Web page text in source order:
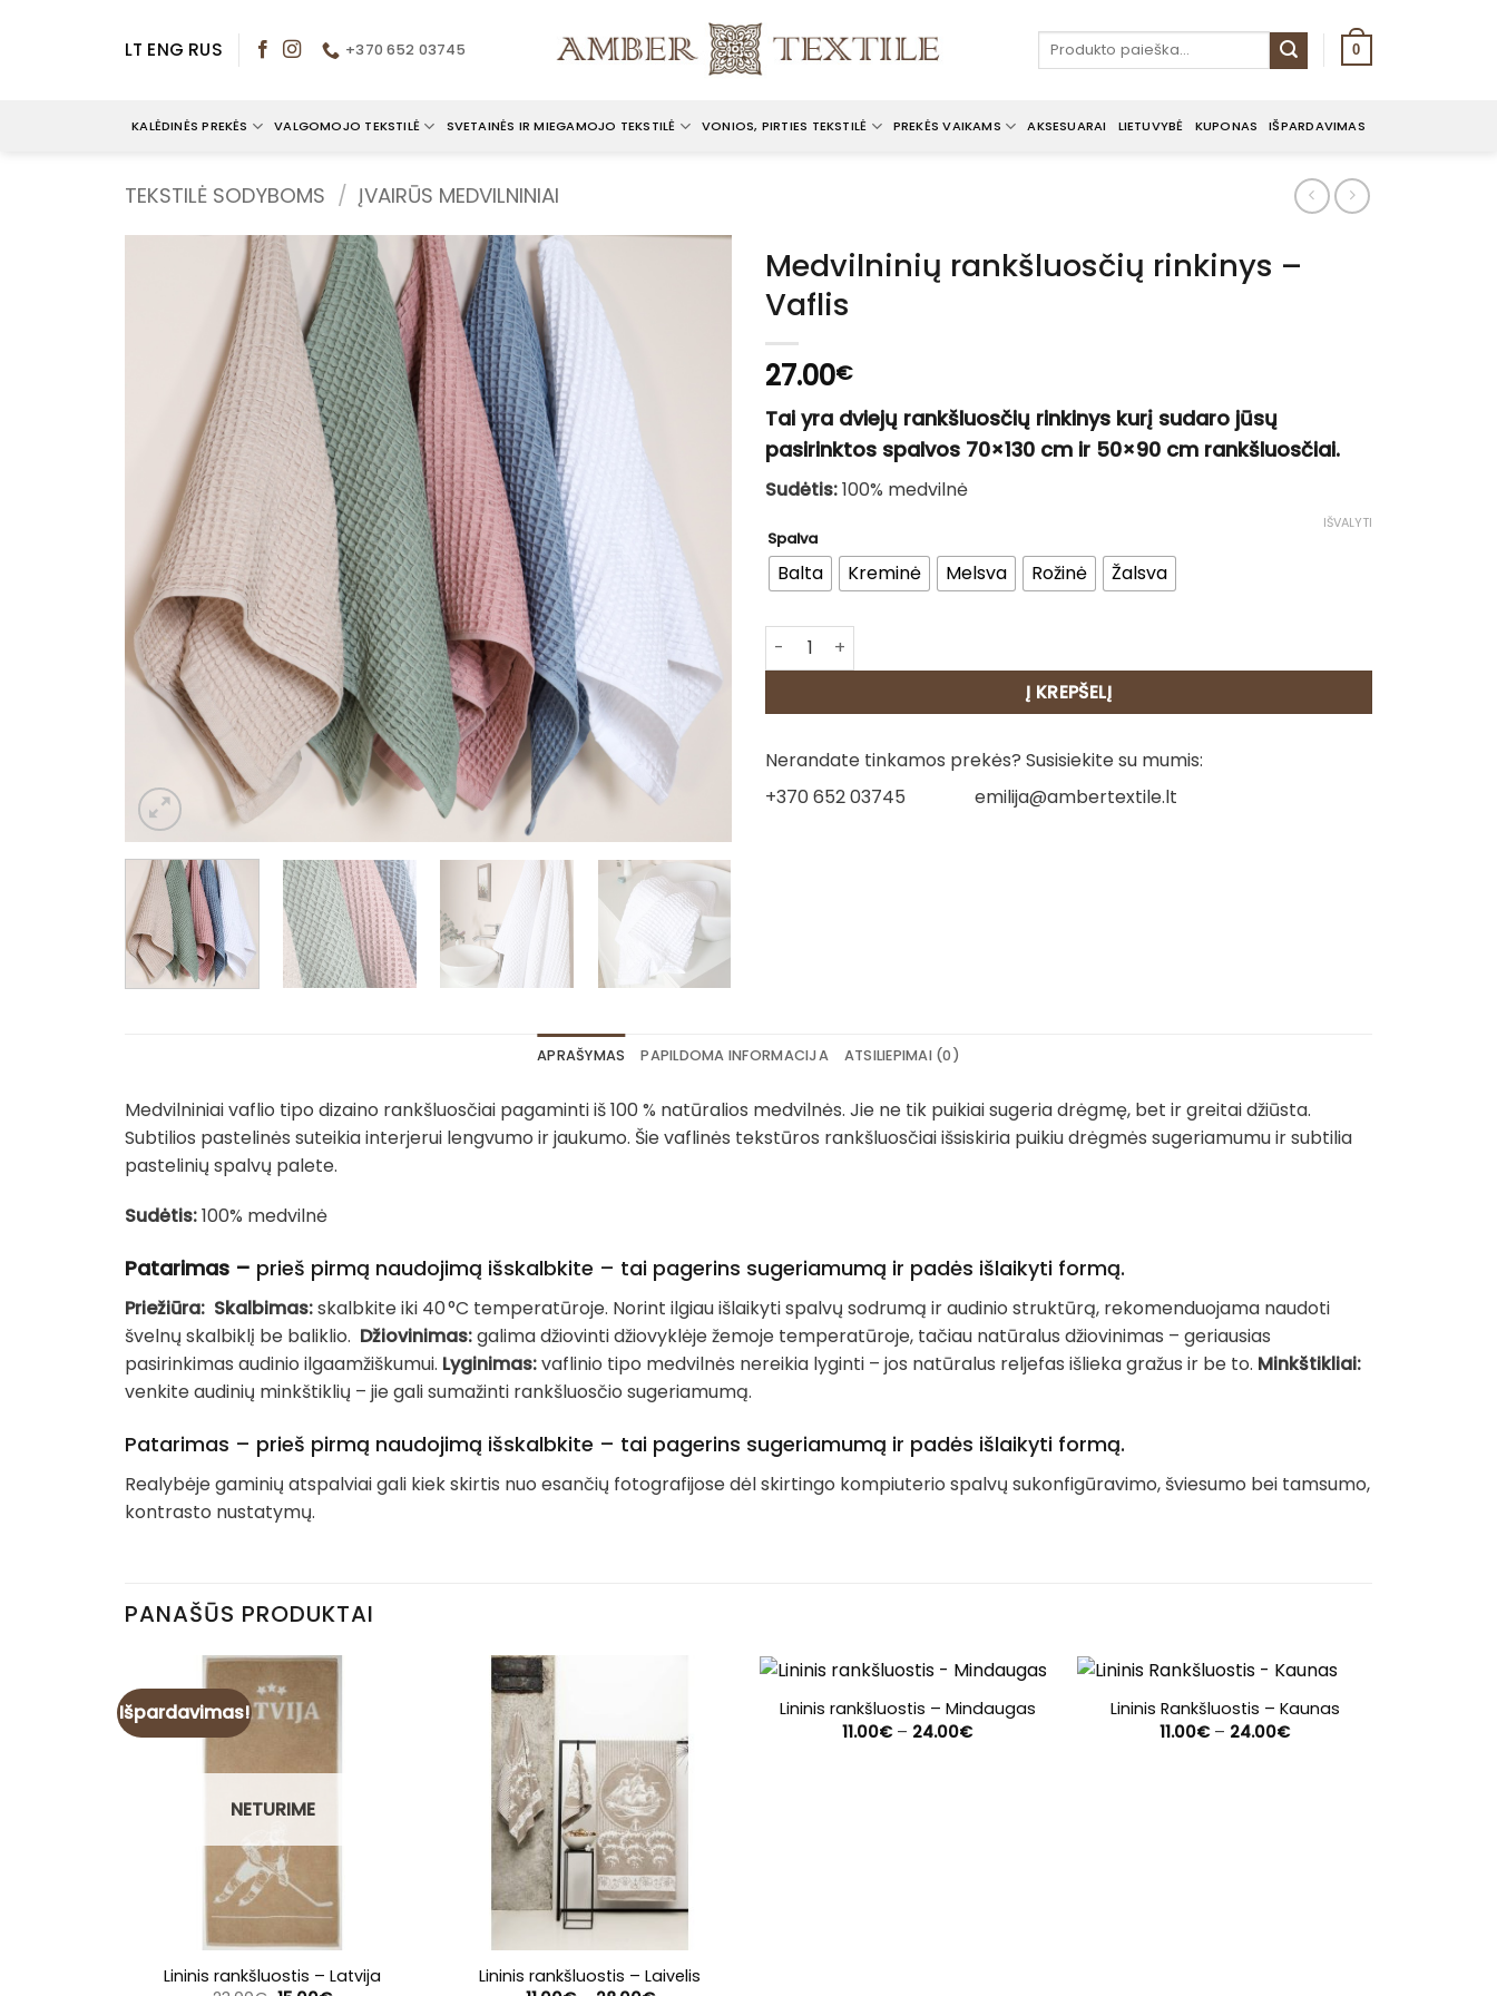
LT ENG RUS +370 652 03745 Ieškoti: 0
KALĖDINĖS PREKĖS VALGOMOJO TEKSTILĖ SVETAINĖS IR MIEGAMOJO TEKSTILĖ VONIOS, PIRTIES TEKSTILĖ PREKĖS VAIKAMS AKSESUARAI LIETUVYBĖ KUPONAS IŠPARDAVIMAS
TEKSTILĖ SODYBOMS / ĮVAIRŪS MEDVILNINIAI
Medvilninių rankšluosčių rinkinys –
Vaflis
27.00€
Tai yra dviejų rankšluosčių rinkinys kurį sudaro jūsų
pasirinktos spalvos 70×130 cm ir 50×90 cm rankšluosčiai.
Sudėtis:100% medvilnė
Spalva
Balta Kreminė Melsva Rožinė Žalsva
IŠVALYTI
produkto kiekis: Medvilninių rankšluosčių rinkinys - Vaflis
Į KREPŠELĮ
Nerandate tinkamos prekės? Susisiekite su mumis:
+370 652 03745
emilija@ambertextile.lt
APRAŠYMAS PAPILDOMA INFORMACIJA ATSILIEPIMAI (0)
Medvilniniai vaflio tipo dizaino rankšluosčiai pagaminti iš 100 % natūralios medvilnės. Jie ne tik puikiai sugeria drėgmę, bet ir greitai džiūsta.
Subtilios pastelinės suteikia interjerui lengvumo ir jaukumo. Šie vaflinės tekstūros rankšluosčiai išsiskiria puikiu drėgmės sugeriamumu ir subtilia
pastelinių spalvų palete.
Sudėtis:100% medvilnė
Patarimas – prieš pirmą naudojimą išskalbkite – tai pagerins sugeriamumą ir padės išlaikyti formą.
Priežiūra: Skalbimas:skalbkite iki 40 °C temperatūroje. Norint ilgiau išlaikyti spalvų sodrumą ir audinio struktūrą, rekomenduojama naudoti
švelnų skalbiklį be baliklio. Džiovinimas:galima džiovinti džiovyklėje žemoje temperatūroje, tačiau natūralus džiovinimas – geriausias
pasirinkimas audinio ilgaamžiškumui. Lyginimas:vaflinio tipo medvilnės nereikia lyginti – jos natūralus reljefas išlieka gražus ir be to. Minkštikliai:
venkite audinių minkštiklių – jie gali sumažinti rankšluosčio sugeriamumą.
Patarimas – prieš pirmą naudojimą išskalbkite – tai pagerins sugeriamumą ir padės išlaikyti formą.
Realybėje gaminių atspalviai gali kiek skirtis nuo esančių fotografijose dėl skirtingo kompiuterio spalvų sukonfigūravimo, šviesumo bei tamsumo,
kontrasto nustatymų.
PANAŠŪS PRODUKTAI
Išpardavimas!
NETURIME
Lininis rankšluostis – Latvija
Lininis rankšluostis – Laivelis
Lininis rankšluostis – Mindaugas
11.00€ – 24.00€Price
Lininis Rankšluostis – Kaunas
11.00€ – 24.00€Price